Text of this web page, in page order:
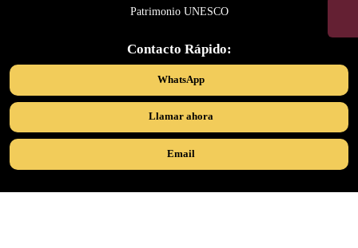
Patrimonio UNESCO
Contacto Rápido:
WhatsApp
Llamar ahora
Email